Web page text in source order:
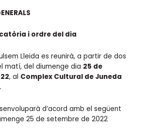
i ordre del dia
Lleida es reunirà, a partir de dos
matí, del diumenge dia 25 de
, al Complex Cultural de Juneda
d’acord amb el següent
25 de setembre de 2022